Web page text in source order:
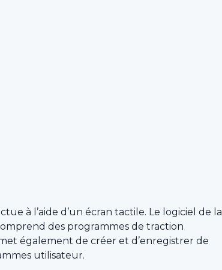
à l’aide d’un écran tactile. Le logiciel de la
des programmes de traction
également de créer et d’enregistrer de
utilisateur.